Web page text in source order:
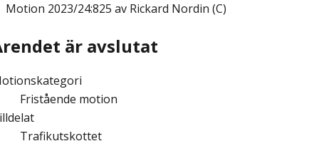
Motion 2023/24:825 av Rickard Nordin (C)
är avslutat
Fristående motion
Trafikutskottet